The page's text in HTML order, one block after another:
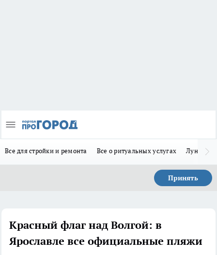
Все для стройки и ремонта Все о ритуальных услугах Лунно-
Принять
Красный флаг над Волгой: в
Ярославле все официальные пляжи